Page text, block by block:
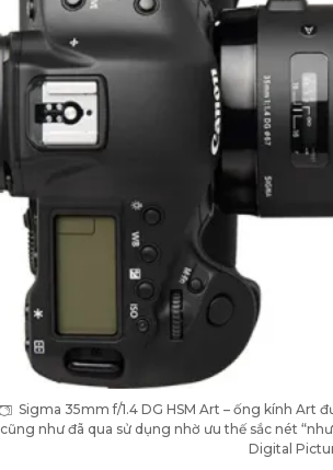
Sigma 35mm f/1.4 DG HSM Art – ống kính Art
cũng như đã qua sử dụng nhờ ưu thế sắc nét
Digital